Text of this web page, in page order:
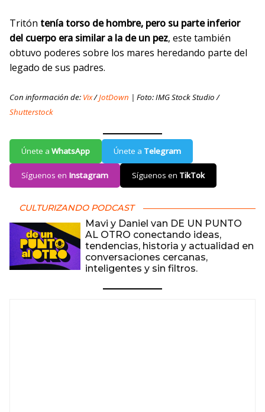
Tritón tenía torso de hombre, pero su parte inferior
del cuerpo era similar a la de un pez, este también
obtuvo poderes sobre los mares heredando parte del
legado de sus padres.
Con información de: Vix/JotDown | Foto: IMG Stock Studio /
Shutterstock
Únete a WhatsApp Únete a Telegram
Síguenos en Instagram Síguenos en TikTok
CULTURIZANDO PODCAST
Mavi y Daniel van DE UN PUNTO
AL OTRO conectando ideas,
tendencias, historia y actualidad en
conversaciones cercanas,
inteligentes y sin filtros.